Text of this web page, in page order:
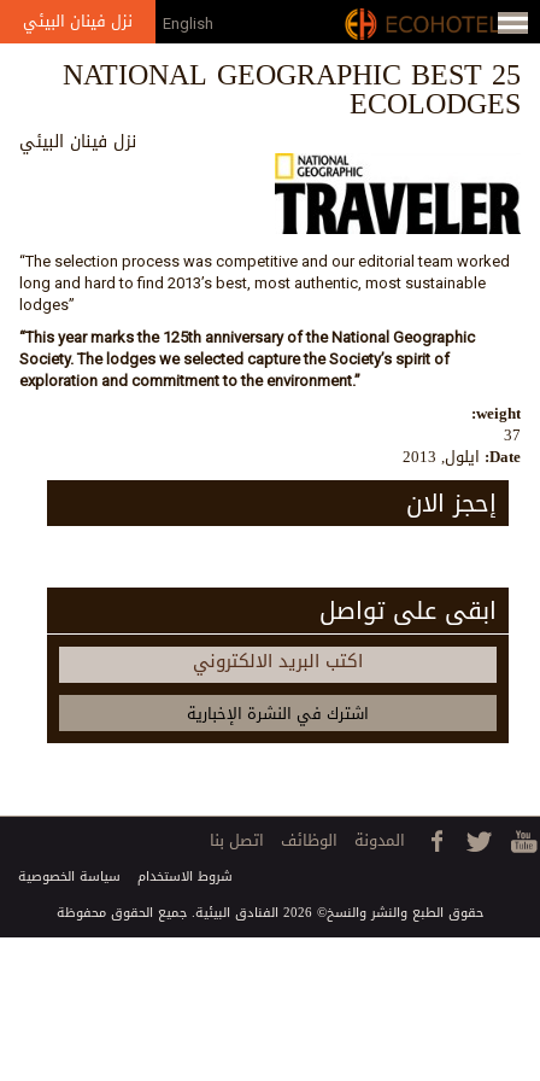
Jump to navigation
English نزل فينان البيئي
NATIONAL GEOGRAPHIC BEST 25
ECOLODGES
نزل فينان البيئي
“The selection process was competitive and our editorial team worked
long and hard to find 2013’s best, most authentic, most sustainable
lodges”
“This year marks the 125th anniversary of the National Geographic
Society. The lodges we selected capture the Society’s spirit of
exploration and commitment to the environment.”
weight:
37
Date: ايلول, 2013
إحجز الان
ابقى على تواصل
اكتب البريد الالكتروني
المدونة الوظائف اتصل بنا
حقوق الطبع والنشر والنسخ© 2026 الفنادق البيئية. جميع الحقوق محفوظة
سياسة الخصوصية شروط الاستخدام